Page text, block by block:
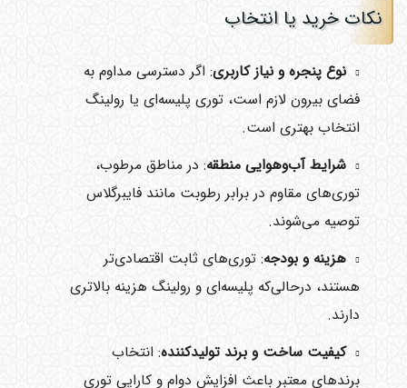
نکات خرید یا انتخاب
نوع پنجره و نیاز کاربری: اگر دسترسی مداوم به
فضای بیرون لازم است، توری پلیسه‌ای یا رولینگ
انتخاب بهتری است.
شرایط آب‌وهوایی منطقه: در مناطق مرطوب،
توری‌های مقاوم در برابر رطوبت مانند فایبرگلاس
توصیه می‌شوند.
هزینه و بودجه: توری‌های ثابت اقتصادی‌تر
هستند، درحالی‌که پلیسه‌ای و رولینگ هزینه بالاتری
دارند.
کیفیت ساخت و برند تولیدکننده: انتخاب
برندهای معتبر باعث افزایش دوام و کارایی توری